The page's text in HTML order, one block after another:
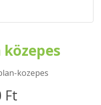
kozepes
Ft